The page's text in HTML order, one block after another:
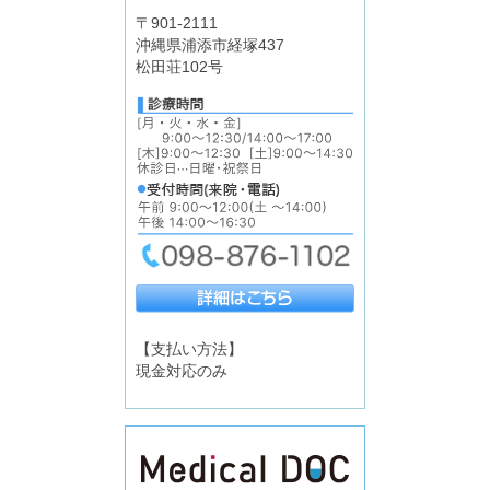
〒901-2111
沖縄県浦添市経塚437
松田荘102号
【支払い方法】
現金対応のみ